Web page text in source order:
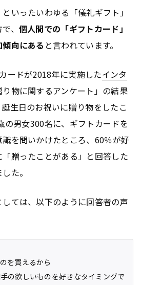
いったいわゆる「儀礼ギフト」
、 個人間での「ギフトカード」
向にある と言われています。
ードが2018年に実施したインタ
り物に関するアンケート」の結果
生日のお祝いに贈り物をしたこ
の男女300名に、ギフトカードを
を問いかけたところ、60％が好
贈ったことがある」と回答した
た。
しては、以下のように回答者の声
を買えるから
の欲しいものを好きなタイミングで